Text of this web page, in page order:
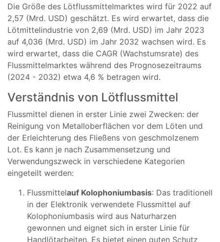
Die Größe des Lötflussmittelmarktes wird für 2022 auf
2,57 (Mrd. USD) geschätzt. Es wird erwartet, dass die
Lötmittelindustrie von 2,69 (Mrd. USD) im Jahr 2023
auf 4,036 (Mrd. USD) im Jahr 2032 wachsen wird. Es
wird erwartet, dass die CAGR (Wachstumsrate) des
Flussmittelmarktes während des Prognosezeitraums
(2024 - 2032) etwa 4,6 % betragen wird.
Verständnis von Lötflussmittel
Flussmittel dienen in erster Linie zwei Zwecken: der
Reinigung von Metalloberflächen vor dem Löten und
der Erleichterung des Fließens von geschmolzenem
Lot. Es kann je nach Zusammensetzung und
Verwendungszweck in verschiedene Kategorien
eingeteilt werden:
Flussmittelauf Kolophoniumbasis: Das traditionell
in der Elektronik verwendete Flussmittel auf
Kolophoniumbasis wird aus Naturharzen
gewonnen und eignet sich in erster Linie für
Handlötarbeiten. Es bietet einen guten Schutz